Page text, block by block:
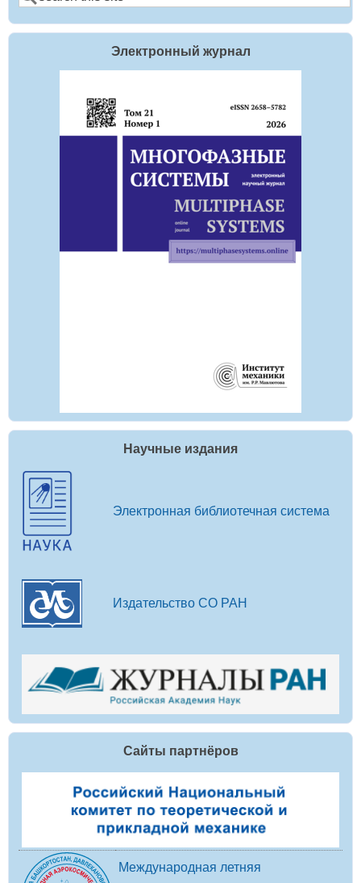
Электронный журнал
Научные издания
Электронная библиотечная система
Издательство СО РАН
Сайты партнёров
Международная летняя